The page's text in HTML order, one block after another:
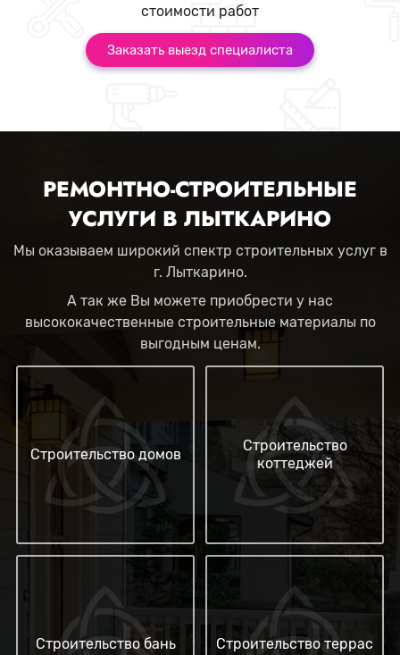
стоимости работ
Заказать выезд специалиста
РЕМОНТНО-СТРОИТЕЛЬНЫЕ
УСЛУГИ В ЛЫТКАРИНО
Мы оказываем широкий спектр строительных услуг в
г. Лыткарино.
А так же Вы можете приобрести у нас
высококачественные строительные материалы по
выгодным ценам.
Строительство домов
Строительство
коттеджей
Строительство бань Строительство террас